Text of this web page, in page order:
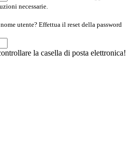
necessarie.
utente? Effettua il reset della password
la casella di posta elettronica!